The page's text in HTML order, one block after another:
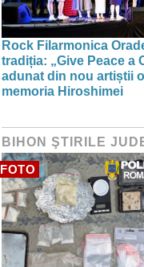
Rock Filarmonica
tradiția: „Give Peace a
adunat din nou artiștii
memoria Hiroshimei
BIHON ŞTIRILE
FOTO